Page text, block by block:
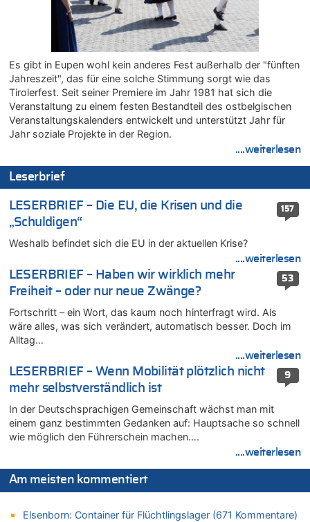
Zweite Hitzewelle in diesem Sommer ist jetzt amtlich
07.08.2026 - 12:31 von Fassungslos zu
In Belgien missachten zwei von drei Autofahrern das
Tempolimit in 30er-Zonen – Untersuchung von Vias
07.08.2026 - 11:31 von Zuhörer zu
In Belgien missachten zwei von drei Autofahrern das
Tempolimit in 30er-Zonen – Untersuchung von Vias
07.08.2026 - 11:23 von Dax zu
In Belgien missachten zwei von drei Autofahrern das
Tempolimit in 30er-Zonen – Untersuchung von Vias
07.08.2026 - 11:20 von JoKrings zu
In Belgien missachten zwei von drei Autofahrern das
Tempolimit in 30er-Zonen – Untersuchung von Vias
07.08.2026 - 11:15 von Dax zu
Wie kam es zur Ceuta-Krise?
07.08.2026 - 11:12 von Frage zu
Wasserstand des Rheins in NRW so niedrig wie noch nie
07.08.2026 - 10:29 von Soso zu
Aachen ab 11. August wieder Mekka des Pferdesports –
07.08.2026 - 10:23 von Opa zu
In Belgien missachten zwei von drei Autofahrern das
Tempolimit in 30er-Zonen – Untersuchung von Vias
07.08.2026 - 10:05 von Ostbelgien Direkt zu
Soll Belgien Tempolimit auf Autobahnen erhöhen? – In
07.08.2026 - 10:05 von N. A. Klar zu
In Belgien missachten zwei von drei Autofahrern das
Tempolimit in 30er-Zonen – Untersuchung von Vias
Das 44. Tirolerfest in Eupen in Bildern [Fotogalerie]
07.08.2026 - 09:18 von Noppi zu
AS Eupen: „Keiner weiß, wohin die Reise geht…“
Es gibt in Eupen wohl kein anderes Fest außerhalb der "fünften
Jahreszeit", das für eine solche Stimmung sorgt wie das
Tirolerfest. Seit seiner Premiere im Jahr 1981 hat sich die
Veranstaltung zu einem festen Bestandteil des ostbelgischen
Veranstaltungskalenders entwickelt und unterstützt Jahr für
Jahr soziale Projekte in der Region.
....weiterlesen
Leserbrief
157
LESERBRIEF – Die EU, die Krisen und die
„Schuldigen“
Weshalb befindet sich die EU in der aktuellen Krise?
....weiterlesen
53
LESERBRIEF – Haben wir wirklich mehr
Freiheit – oder nur neue Zwänge?
Fortschritt – ein Wort, das kaum noch hinterfragt wird. Als
wäre alles, was sich verändert, automatisch besser. Doch im
Alltag…
....weiterlesen
9
LESERBRIEF – Wenn Mobilität plötzlich nicht
mehr selbstverständlich ist
In der Deutschsprachigen Gemeinschaft wächst man mit
einem ganz bestimmten Gedanken auf: Hauptsache so schnell
wie möglich den Führerschein machen….
....weiterlesen
Am meisten kommentiert
Elsenborn: Container für Flüchtlingslager (671 Kommentare)